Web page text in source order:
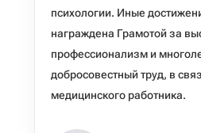
психологии. Иные
награждена Грамотой за
профессионализм и
добросовестный труд, в
медицинского работника.